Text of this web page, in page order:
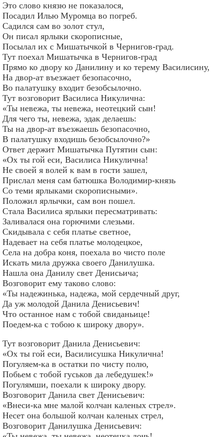
Это слово князю не показалося,
Посадил Илью Муромца во погреб.
Садился сам во золот стул,
Он писал ярлыки скорописные,
Посылал их с Мишатычкой в Чернигов-град.
Тут поехал Мишатычка в Чернигов-град
Прямо ко двору ко Данилину и ко терему Василисину,
На двор-ат въезжает безопасочно,
Во палатушку входит безобсылочно.
Тут возговорит Василиса Никулична:
«Ты невежа, ты невежа, неотецкий сын!
Для чего ты, невежа, эдак делаешь:
Ты на двор-ат въезжаешь безопасочно,
В палатушку входишь безобсылочно?»
Ответ держит Мишатычка Путятин сын:
«Ох ты гой еси, Василиса Никулична!
Не своей я волей к вам в гости зашел,
Прислал меня сам батюшка Володимир-князь
Со теми ярлыками скорописными».
Положил ярлычки, сам вон пошел.
Стала Василиса ярлыки пересматривать:
Заливалася она горючими слезьми.
Скидывала с себя платье светное,
Надевает на себя платье молодецкое,
Села на добра коня, поехала во чисто поле
Искать мила дружка своего Данилушка.
Нашла она Данилу свет Денисьича;
Возговорит ему таково слово:
«Ты надежинька, надежа, мой сердечный друг,
Да уж молодой Данила Денисьевич!
Что останное нам с тобой свиданьице!
Поедем-ка с тобою к широку двору».
Тут возговорит Данила Денисьевич:
«Ох ты гой еси, Василисушка Никулична!
Погуляем-ка в остатки по чисту полю,
Побьем с тобой гуськов да лебедушек!»
Погулямши, поехали к широку двору.
Возговорит Данила свет Денисьевич:
«Внеси-ка мне малой колчан каленых стрел».
Несет она большой колчан каленых стрел,
Возговорит Данилушка Денисьевич: